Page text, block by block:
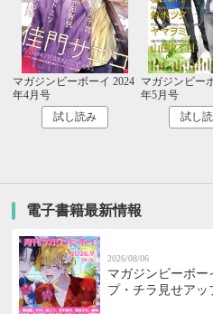
マガジンビーボーイ 2024
年4月号
試し読み
マガジンビー
年5月号
試し
電子書籍最新情報
2026/08/06
マガジンビーボー
プ・チラ見せアッ